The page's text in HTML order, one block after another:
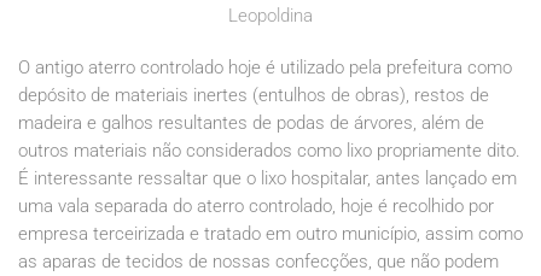
Leopoldina
O antigo aterro controlado hoje é utilizado pela prefeitura como
depósito de materiais inertes (entulhos de obras), restos de
madeira e galhos resultantes de podas de árvores, além de
outros materiais não considerados como lixo propriamente dito.
É interessante ressaltar que o lixo hospitalar, antes lançado em
uma vala separada do aterro controlado, hoje é recolhido por
empresa terceirizada e tratado em outro município, assim como
as aparas de tecidos de nossas confecções, que não podem